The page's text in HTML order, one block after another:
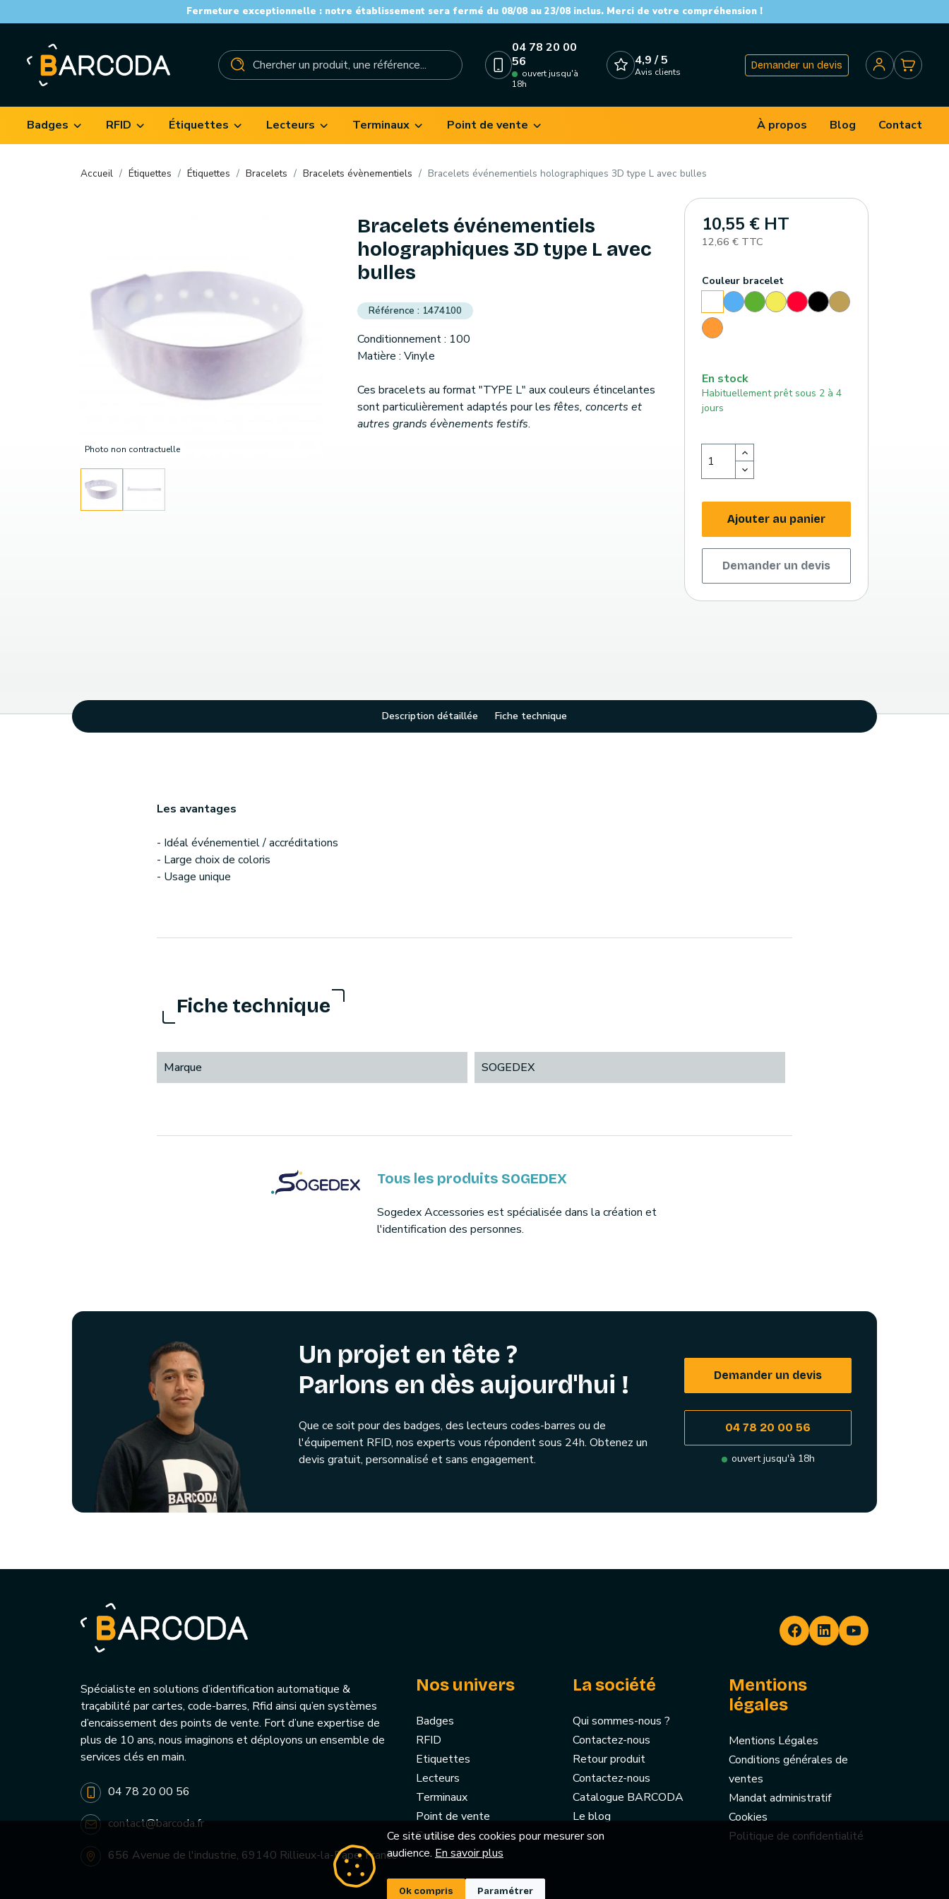
Fermeture exceptionnelle : notre établissement sera fermé du 08/08 au 23/08 inclus. Merci de votre compréhension !
04 78 20 00
56
ouvert jusqu'à
18h
4,9 / 5
Avis clients
Demander un devis
Badges RFID Étiquettes Lecteurs Terminaux Point de vente À propos Blog Contact
Accueil Étiquettes Étiquettes Bracelets Bracelets évènementiels Bracelets événementiels holographiques 3D type L avec bulles
Photo non contractuelle
Bracelets événementiels
holographiques 3D type L avec
bulles
1474100
Conditionnement : 100
Matière : Vinyle
Ces bracelets au format "TYPE L" aux couleurs étincelantes
sont particulièrement adaptés pour les fêtes, concerts et
autres grands évènements festifs.
10,55 € HT
12,66 € TTC
Couleur bracelet
BlancBleuVert JauneRougeNoir Or
Orange
En stock
Habituellement prêt sous 2 à 4
jours
Ajouter au panier
Demander un devis
Description détaillée Fiche technique
Les avantages
- Idéal événementiel / accréditations
- Large choix de coloris
- Usage unique
Fiche technique
Marque SOGEDEX
Tous les produits SOGEDEX
Sogedex Accessories est spécialisée dans la création et
l'identification des personnes.
Un projet en tête ?
Parlons en dès aujourd'hui !
Que ce soit pour des badges, des lecteurs codes-barres ou de
l'équipement RFID, nos experts vous répondent sous 24h. Obtenez un
devis gratuit, personnalisé et sans engagement.
Demander un devis
04 78 20 00 56
ouvert jusqu'à 18h
Spécialiste en solutions d’identification automatique &
traçabilité par cartes, code-barres, Rfid ainsi qu’en systèmes
d’encaissement des points de vente. Fort d’une expertise de
plus de 10 ans, nous imaginons et déployons un ensemble de
services clés en main.
04 78 20 00 56
contact@barcoda.fr
656 Avenue de l'industrie, 69140 Rillieux-la-Pape, France
Nos univers
Badges
RFID
Etiquettes
Lecteurs
Terminaux
Point de vente
Cookies
La société
Qui sommes-nous ?
Contactez-nous
Retour produit
Contactez-nous
Catalogue BARCODA
Le blog
Mentions
légales
Mentions Légales
Conditions générales de
ventes
Mandat administratif
Cookies
Politique de confidentialité
Ce site utilise des cookies pour mesurer son
audience. En savoir plus
Ok compris Paramétrer